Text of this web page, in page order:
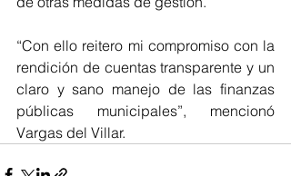
“Con ello reitero mi compromiso con la
rendición de cuentas transparente y un
claro y sano manejo de las finanzas
públicas municipales”, mencionó
Vargas del Villar.